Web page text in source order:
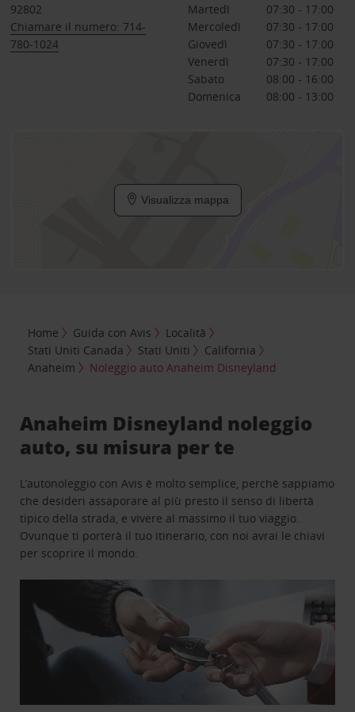
92802
Chiamare il numero: 714-
780-1024
Martedì
07:30 - 17:00
Mercoledì
07:30 - 17:00
Giovedì
07:30 - 17:00
Venerdì
07:30 - 17:00
Sabato
08:00 - 16:00
Domenica
08:00 - 13:00
Visualizza mappa
Home Guida con Avis
Località
Stati Uniti Canada
Stati Uniti
California
Anaheim
Noleggio auto Anaheim Disneyland
Anaheim Disneyland noleggio
auto, su misura per te
L’autonoleggio con Avis è molto semplice, perchè sappiamo
che desideri assaporare al più presto il senso di libertà
tipico della strada, e vivere al massimo il tuo viaggio.
Ovunque ti porterà il tuo itinerario, con noi avrai le chiavi
per scoprire il mondo.